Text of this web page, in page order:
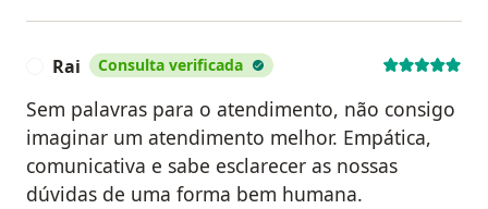
Rai Consulta verificada
Sem palavras para o atendimento, não consigo
imaginar um atendimento melhor. Empática,
comunicativa e sabe esclarecer as nossas
dúvidas de uma forma bem humana.